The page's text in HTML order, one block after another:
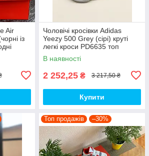
Air
із
Чоловічі кросівки Adidas
Yeezy 500 Grey (сірі) круті
легкі кроси PD6635 топ
В наявності
2 252,25 ₴ 3 217,50 ₴
Купити
Топ продажів –30%